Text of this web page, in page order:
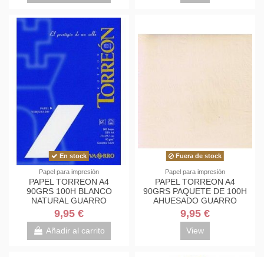
En stock
Papel para impresión
PAPEL TORREON A4
90GRS 100H BLANCO
NATURAL GUARRO
9,95 €
Añadir al carrito
Fuera de stock
Papel para impresión
PAPEL TORREON A4
90GRS PAQUETE DE 100H
AHUESADO GUARRO
9,95 €
View